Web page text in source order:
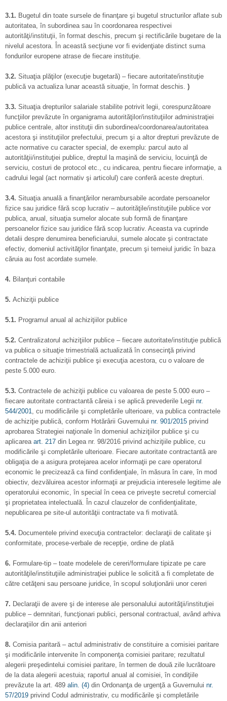
3.1. Bugetul din toate sursele de finanţare şi bugetul structurilor aflate sub
autoritatea, în subordinea sau în coordonarea respectivei
autorităţi/instituţii, în format deschis, precum şi rectificările bugetare de la
nivelul acestora. În această secţiune vor fi evidenţiate distinct suma
fondurilor europene atrase de fiecare instituţie.
3.2. Situaţia plăţilor (execuţie bugetară) – fiecare autoritate/instituţie
publică va actualiza lunar această situaţie, în format deschis. )
3.3. Situaţia drepturilor salariale stabilite potrivit legii, corespunzătoare
funcţiilor prevăzute în organigrama autorităţilor/instituţiilor administraţiei
publice centrale, altor instituţii din subordinea/coordonarea/autoritatea
acestora şi instituţiilor prefectului, precum şi a altor drepturi prevăzute de
acte normative cu caracter special, de exemplu: parcul auto al
autorităţii/instituţiei publice, dreptul la maşină de serviciu, locuinţă de
serviciu, costuri de protocol etc., cu indicarea, pentru fiecare informaţie, a
cadrului legal (act normativ şi articolul) care conferă aceste drepturi.
3.4. Situaţia anuală a finanţărilor nerambursabile acordate persoanelor
fizice sau juridice fără scop lucrativ – autorităţile/instituţiile publice vor
publica, anual, situaţia sumelor alocate sub formă de finanţare
persoanelor fizice sau juridice fără scop lucrativ. Aceasta va cuprinde
detalii despre denumirea beneficiarului, sumele alocate şi contractate
efectiv, domeniul activităţilor finanţate, precum şi temeiul juridic în baza
căruia au fost acordate sumele.
4. Bilanţuri contabile
5. Achiziţii publice
5.1. Programul anual al achiziţiilor publice
5.2. Centralizatorul achiziţiilor publice – fiecare autoritate/instituţie publică
va publica o situaţie trimestrială actualizată în consecinţă privind
contractele de achiziţii publice şi execuţia acestora, cu o valoare de
peste 5.000 euro.
5.3. Contractele de achiziţii publice cu valoarea de peste 5.000 euro –
fiecare autoritate contractantă căreia i se aplică prevederile Legii nr.
544/2001, cu modificările şi completările ulterioare, va publica contractele
de achiziţie publică, conform Hotărârii Guvernului nr. 901/2015 privind
aprobarea Strategiei naţionale în domeniul achiziţiilor publice şi cu
aplicarea art. 217 din Legea nr. 98/2016 privind achiziţiile publice, cu
modificările şi completările ulterioare. Fiecare autoritate contractantă are
obligaţia de a asigura protejarea acelor informaţii pe care operatorul
economic le precizează ca fiind confidenţiale, în măsura în care, în mod
obiectiv, dezvăluirea acestor informaţii ar prejudicia interesele legitime ale
operatorului economic, în special în ceea ce priveşte secretul comercial
şi proprietatea intelectuală. În cazul clauzelor de confidenţialitate,
nepublicarea pe site-ul autorităţii contractate va fi motivată.
5.4. Documentele privind execuţia contractelor: declaraţii de calitate şi
conformitate, procese-verbale de recepţie, ordine de plată
6. Formulare-tip – toate modelele de cereri/formulare tipizate pe care
autorităţile/instituţiile administraţiei publice le solicită a fi completate de
către cetăţeni sau persoane juridice, în scopul soluţionării unor cereri
7. Declaraţii de avere şi de interese ale personalului autorităţii/instituţiei
publice – demnitari, funcţionari publici, personal contractual, având arhiva
declaraţiilor din anii anteriori
8. Comisia paritară – actul administrativ de constituire a comisiei paritare
şi modificările intervenite în componenţa comisiei paritare; rezultatul
alegerii preşedintelui comisiei paritare, în termen de două zile lucrătoare
de la data alegerii acestuia; raportul anual al comisiei, în condiţiile
prevăzute la art. 489 alin. (4) din Ordonanţa de urgenţă a Guvernului nr.
57/2019 privind Codul administrativ, cu modificările şi completările